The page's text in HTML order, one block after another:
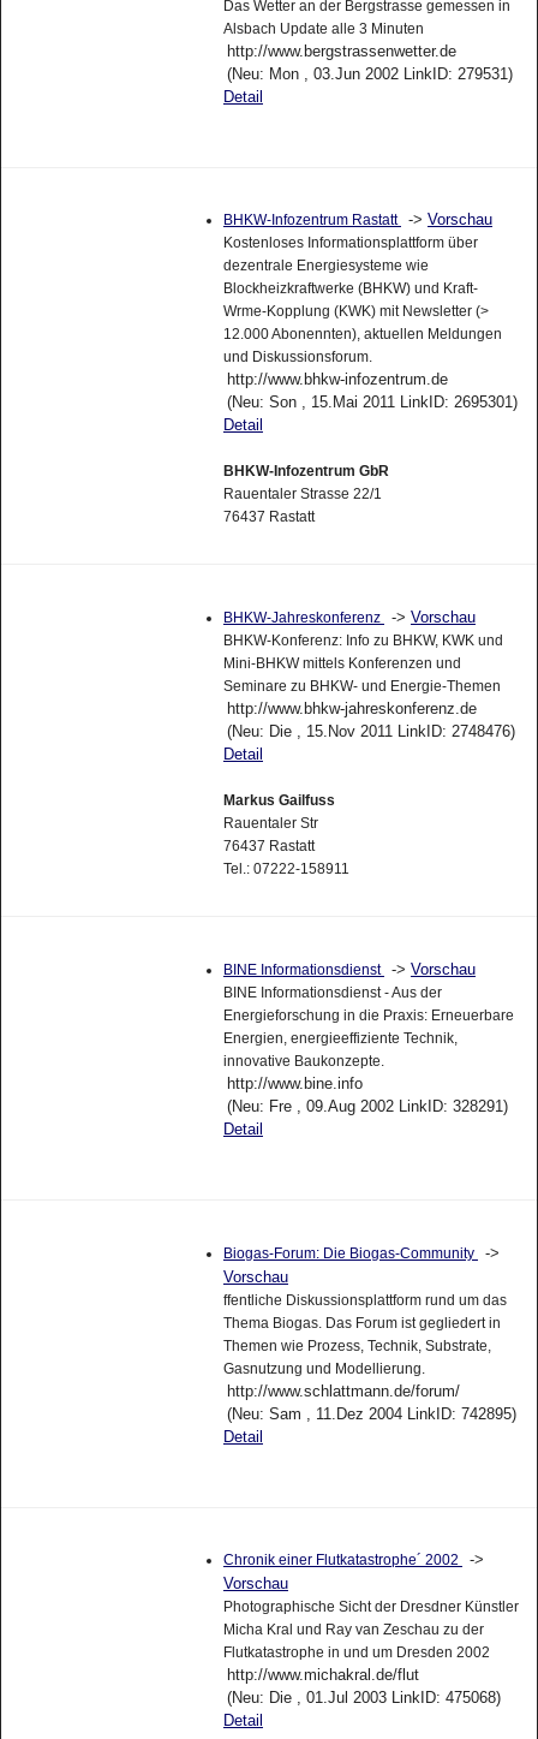
Das Wetter an der Bergstrasse gemessen in
Alsbach Update alle 3 Minuten
http://www.bergstrassenwetter.de
(Neu: Mon , 03.Jun 2002 LinkID: 279531)
Detail
BHKW-Infozentrum Rastatt -> Vorschau
Kostenloses Informationsplattform über
dezentrale Energiesysteme wie
Blockheizkraftwerke (BHKW) und Kraft-
Wrme-Kopplung (KWK) mit Newsletter (>
12.000 Abonennten), aktuellen Meldungen
und Diskussionsforum.
http://www.bhkw-infozentrum.de
(Neu: Son , 15.Mai 2011 LinkID: 2695301)
Detail
BHKW-Infozentrum GbR
Rauentaler Strasse 22/1
76437 Rastatt
BHKW-Jahreskonferenz -> Vorschau
BHKW-Konferenz: Info zu BHKW, KWK und
Mini-BHKW mittels Konferenzen und
Seminare zu BHKW- und Energie-Themen
http://www.bhkw-jahreskonferenz.de
(Neu: Die , 15.Nov 2011 LinkID: 2748476)
Detail
Markus Gailfuss
Rauentaler Str
76437 Rastatt
Tel.: 07222-158911
BINE Informationsdienst -> Vorschau
BINE Informationsdienst - Aus der
Energieforschung in die Praxis: Erneuerbare
Energien, energieeffiziente Technik,
innovative Baukonzepte.
http://www.bine.info
(Neu: Fre , 09.Aug 2002 LinkID: 328291)
Detail
Biogas-Forum: Die Biogas-Community
->
Vorschau
ffentliche Diskussionsplattform rund um das
Thema Biogas. Das Forum ist gegliedert in
Themen wie Prozess, Technik, Substrate,
Gasnutzung und Modellierung.
http://www.schlattmann.de/forum/
(Neu: Sam , 11.Dez 2004 LinkID: 742895)
Detail
Chronik einer Flutkatastrophe´ 2002
->
Vorschau
Photographische Sicht der Dresdner Künstler
Micha Kral und Ray van Zeschau zu der
Flutkatastrophe in und um Dresden 2002
http://www.michakral.de/flut
(Neu: Die , 01.Jul 2003 LinkID: 475068)
Detail